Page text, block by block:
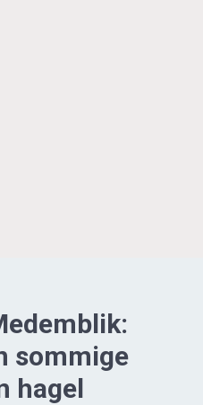
sommige
hagel